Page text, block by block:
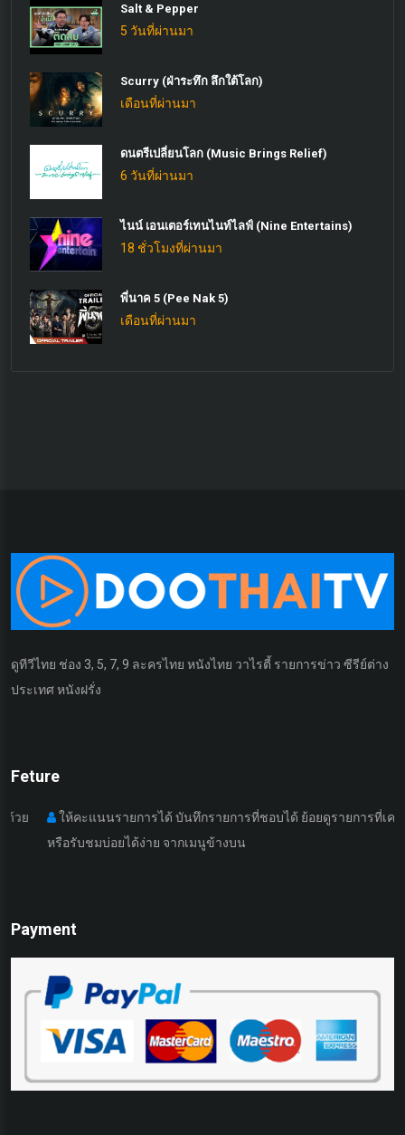
Salt & Pepper
5 วันที่ผ่านมา
Scurry (ฝ่าระทึก ลึกใต้โลก)
เดือนที่ผ่านมา
ดนตรีเปลี่ยนโลก (Music Brings Relief)
6 วันที่ผ่านมา
ไนน์ เอนเตอร์เทนไนท์ไลฟ์ (Nine Entertains)
18 ชั่วโมงที่ผ่านมา
พี่นาค 5 (Pee Nak 5)
เดือนที่ผ่านมา
ดูทีวีไทย ช่อง 3, 5, 7, 9 ละครไทย หนังไทย วาไรตี้ รายการข่าว ซีรีย์ต่าง
ประเทศ หนังฝรั่ง
Feture
ให้คะแนนรายการได้ บันทึกรายการที่ชอบได้ ย้อยดูรายการที่เคยดูมา
หรือรับชมบ่อยได้ง่าย จากเมนูข้างบน
Payment